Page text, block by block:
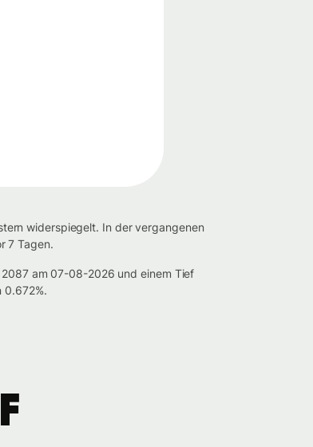
widerspiegelt. In der vergangenen
7 Tagen.
am 07-08-2026 und einem Tief